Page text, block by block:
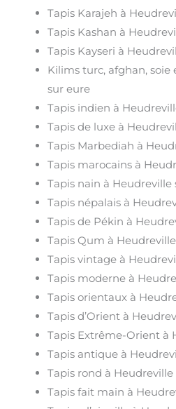
Tapis Karajeh à
Tapis Kashan à
Tapis Kayseri à
Kilims turc, afghan,
sur eure
Tapis indien à
Tapis de luxe à
Tapis Marbediah à
Tapis marocains à
Tapis nain à Heudreville
Tapis népalais à
Tapis de Pékin à
Tapis Qum à
Tapis vintage à
Tapis moderne à
Tapis orientaux à
Tapis d’Orient à
Tapis Extrême-Orient à
Tapis antique à
Tapis rond à
Tapis fait main à